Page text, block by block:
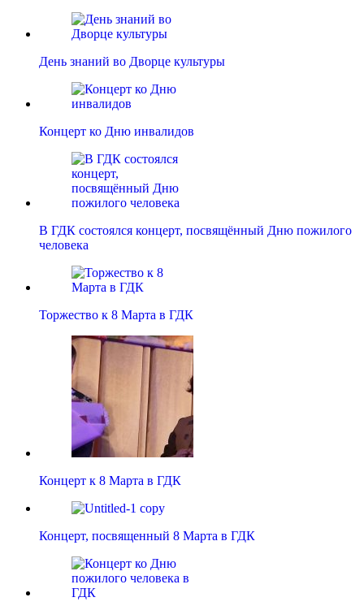
День знаний во Дворце культуры
Концерт ко Дню инвалидов
В ГДК состоялся концерт, посвящённый Дню пожилого
человека
Торжество к 8 Марта в ГДК
Концерт к 8 Марта в ГДК
Концерт, посвященный 8 Марта в ГДК